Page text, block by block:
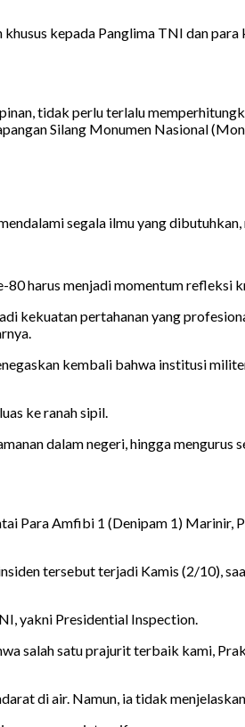
kepada Panglima TNI dan
tidak perlu terlalu
Silang Monumen Nasional
segala ilmu yang
harus menjadi momentum refleksi
kekuatan pertahanan yang
kembali bahwa institusi
ke ranah sipil.
dalam negeri, hingga
Para Amfibi 1 (Denipam 1) Marinir,
tersebut terjadi Kamis (2/10),
yakni Presidential Inspection.
salah satu prajurit terbaik kami,
di air. Namun, ia tidak